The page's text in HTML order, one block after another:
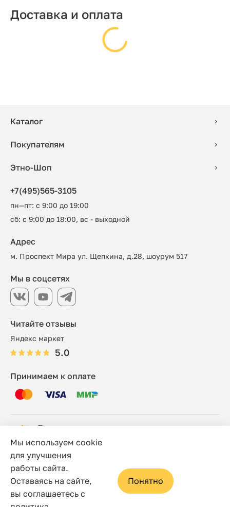
Доставка и оплата
Каталог
Покупателям
Этно-Шоп
+7(495)565-3105
пн—пт: с 9:00 до 19:00
сб: с 9:00 до 18:00, вс - выходной
Читайте отзывы
Яндекс маркет
5.0
Адрес
м. Проспект Мира ул. Щепкина, д.28, шоурум 517
Принимаем к оплате
Мы в соцсетях
© 2006 - 2026 Этно-шоп, Интернет-магазин
Политика конфиденциальности
Сайт носит исключительно информационный характер, и
ни при каких условиях не является публичной офертой,
Мы используем cookie
для улучшения
работы сайта.
Оставаясь на сайте,
вы соглашаетесь с
Понятно